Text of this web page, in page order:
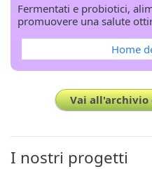
Fermentati e probiotici,
promuovere una salute
Home
Vai
I nostri progetti